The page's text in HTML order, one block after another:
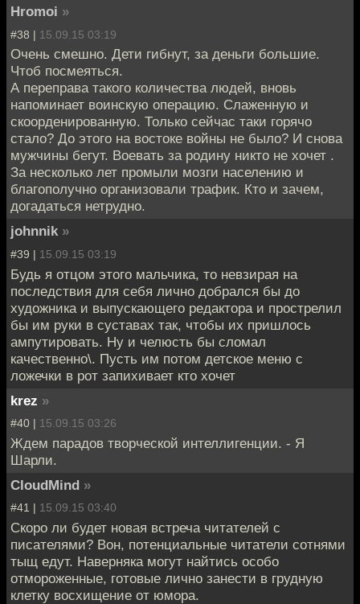
Hromoi »
#38 | 15.09.15 03:19
Очень смешно. Дети гибнут, за деньги большие.
Чтоб посмеяться.
А переправа такого количества людей, вновь
напоминает воинскую операцию. Слаженную и
скоорденированную. Только сейчас таки горячо
стало? До этого на востоке войны не было? И снова
мужчины бегут. Воевать за родину никто не хочет .
За несколько лет промыли мозги населению и
благополучно организовали трафик. Кто и зачем,
догадаться нетрудно.
johnnik »
#39 | 15.09.15 03:19
Будь я отцом этого мальчика, то невзирая на
последствия для себя лично добрался бы до
художника и выпускающего редактора и прострелил
бы им руки в суставах так, чтобы их пришлось
ампутировать. Ну и челюсть бы сломал
качественно\. Пусть им потом детское меню с
ложечки в рот запихивает кто хочет
krez »
#40 | 15.09.15 03:26
Ждем парадов творческой интеллигенции. - Я
Шарли.
CloudMind »
#41 | 15.09.15 03:40
Скоро ли будет новая встреча читателей с
писателями? Вон, потенциальные читатели сотнями
тыщ едут. Наверняка могут найтись особо
отмороженные, готовые лично занести в грудную
клетку восхищение от юмора.